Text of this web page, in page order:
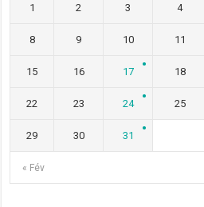
« Fév
1 2 3 4
8 9 10 11
15 16 17 18
22 23 24 25
29 30 31